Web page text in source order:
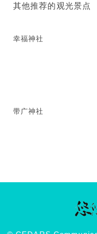
其他推荐的观光景点
幸福神社
带广神社